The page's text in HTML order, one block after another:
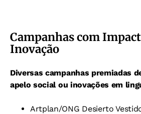
Campanhas com
Inovação
Diversas campanhas premiadas
apelo social ou inovações em
Artplan/ONG Desierto